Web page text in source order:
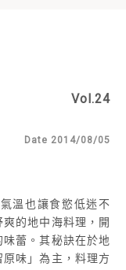
Vol.24
Date 2014/08/05
溫也讓食慾低迷不
的地中海料理，開
蕾。其秘訣在於地
味」為主，料理方